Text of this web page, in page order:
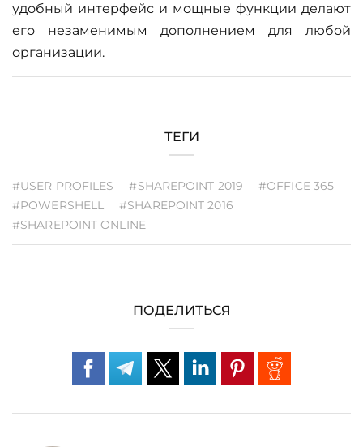
удобный интерфейс и мощные функции делают
его незаменимым дополнением для любой
организации.
ТЕГИ
#USER PROFILES #SHAREPOINT 2019
#OFFICE 365
#POWERSHELL
#SHAREPOINT 2016
#SHAREPOINT ONLINE
ПОДЕЛИТЬСЯ